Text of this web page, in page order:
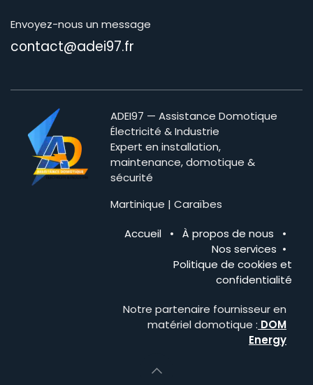
Envoyez-nous un message
contact@adei97.fr
ADEI97 — Assistance Domotique
Électricité & Industrie
Expert en installation,
maintenance, domotique &
sécurité
Martinique | Caraïbes
Accueil
• À propos de nous
•
Nos services •
Politique de cookies et
confidentialité
Notre partenaire fournisseur en
matériel domotique : DOM
Energy